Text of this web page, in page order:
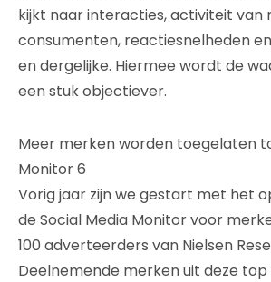
kijkt naar interacties, activiteit van
consumenten, reactiesnelheden
en dergelijke. Hiermee wordt de
een stuk objectiever.
Meer merken worden toegelaten
Monitor 6
Vorig jaar zijn we gestart met het
de Social Media Monitor voor
100 adverteerders van Nielsen
Deelnemende merken uit deze top